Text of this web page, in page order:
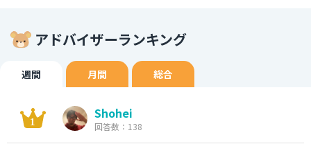
アドバイザーランキング
週間 月間 総合
Shohei
回答数：138